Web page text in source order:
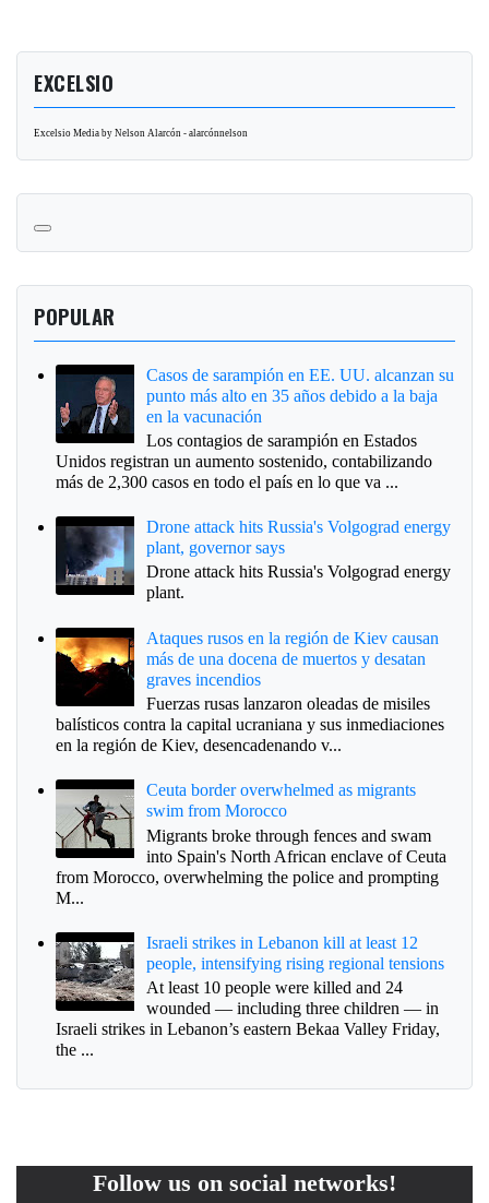
EXCELSIO
Excelsio Media by Nelson Alarcón - alarcónnelson
POPULAR
Casos de sarampión en EE. UU. alcanzan su
punto más alto en 35 años debido a la baja
en la vacunación
Los contagios de sarampión en Estados
Unidos registran un aumento sostenido, contabilizando
más de 2,300 casos en todo el país en lo que va ...
Drone attack hits Russia's Volgograd energy
plant, governor says
Drone attack hits Russia's Volgograd energy
plant.
Ataques rusos en la región de Kiev causan
más de una docena de muertos y desatan
graves incendios
Fuerzas rusas lanzaron oleadas de misiles
balísticos contra la capital ucraniana y sus inmediaciones
en la región de Kiev, desencadenando v...
Ceuta border overwhelmed as migrants
swim from Morocco
Migrants broke through fences and swam
into Spain's North African enclave of Ceuta
from Morocco, overwhelming the police and prompting
M...
Israeli strikes in Lebanon kill at least 12
people, intensifying rising regional tensions
At least 10 people were killed and 24
wounded — including three children — in
Israeli strikes in Lebanon’s eastern Bekaa Valley Friday,
the ...
Follow us on social networks!